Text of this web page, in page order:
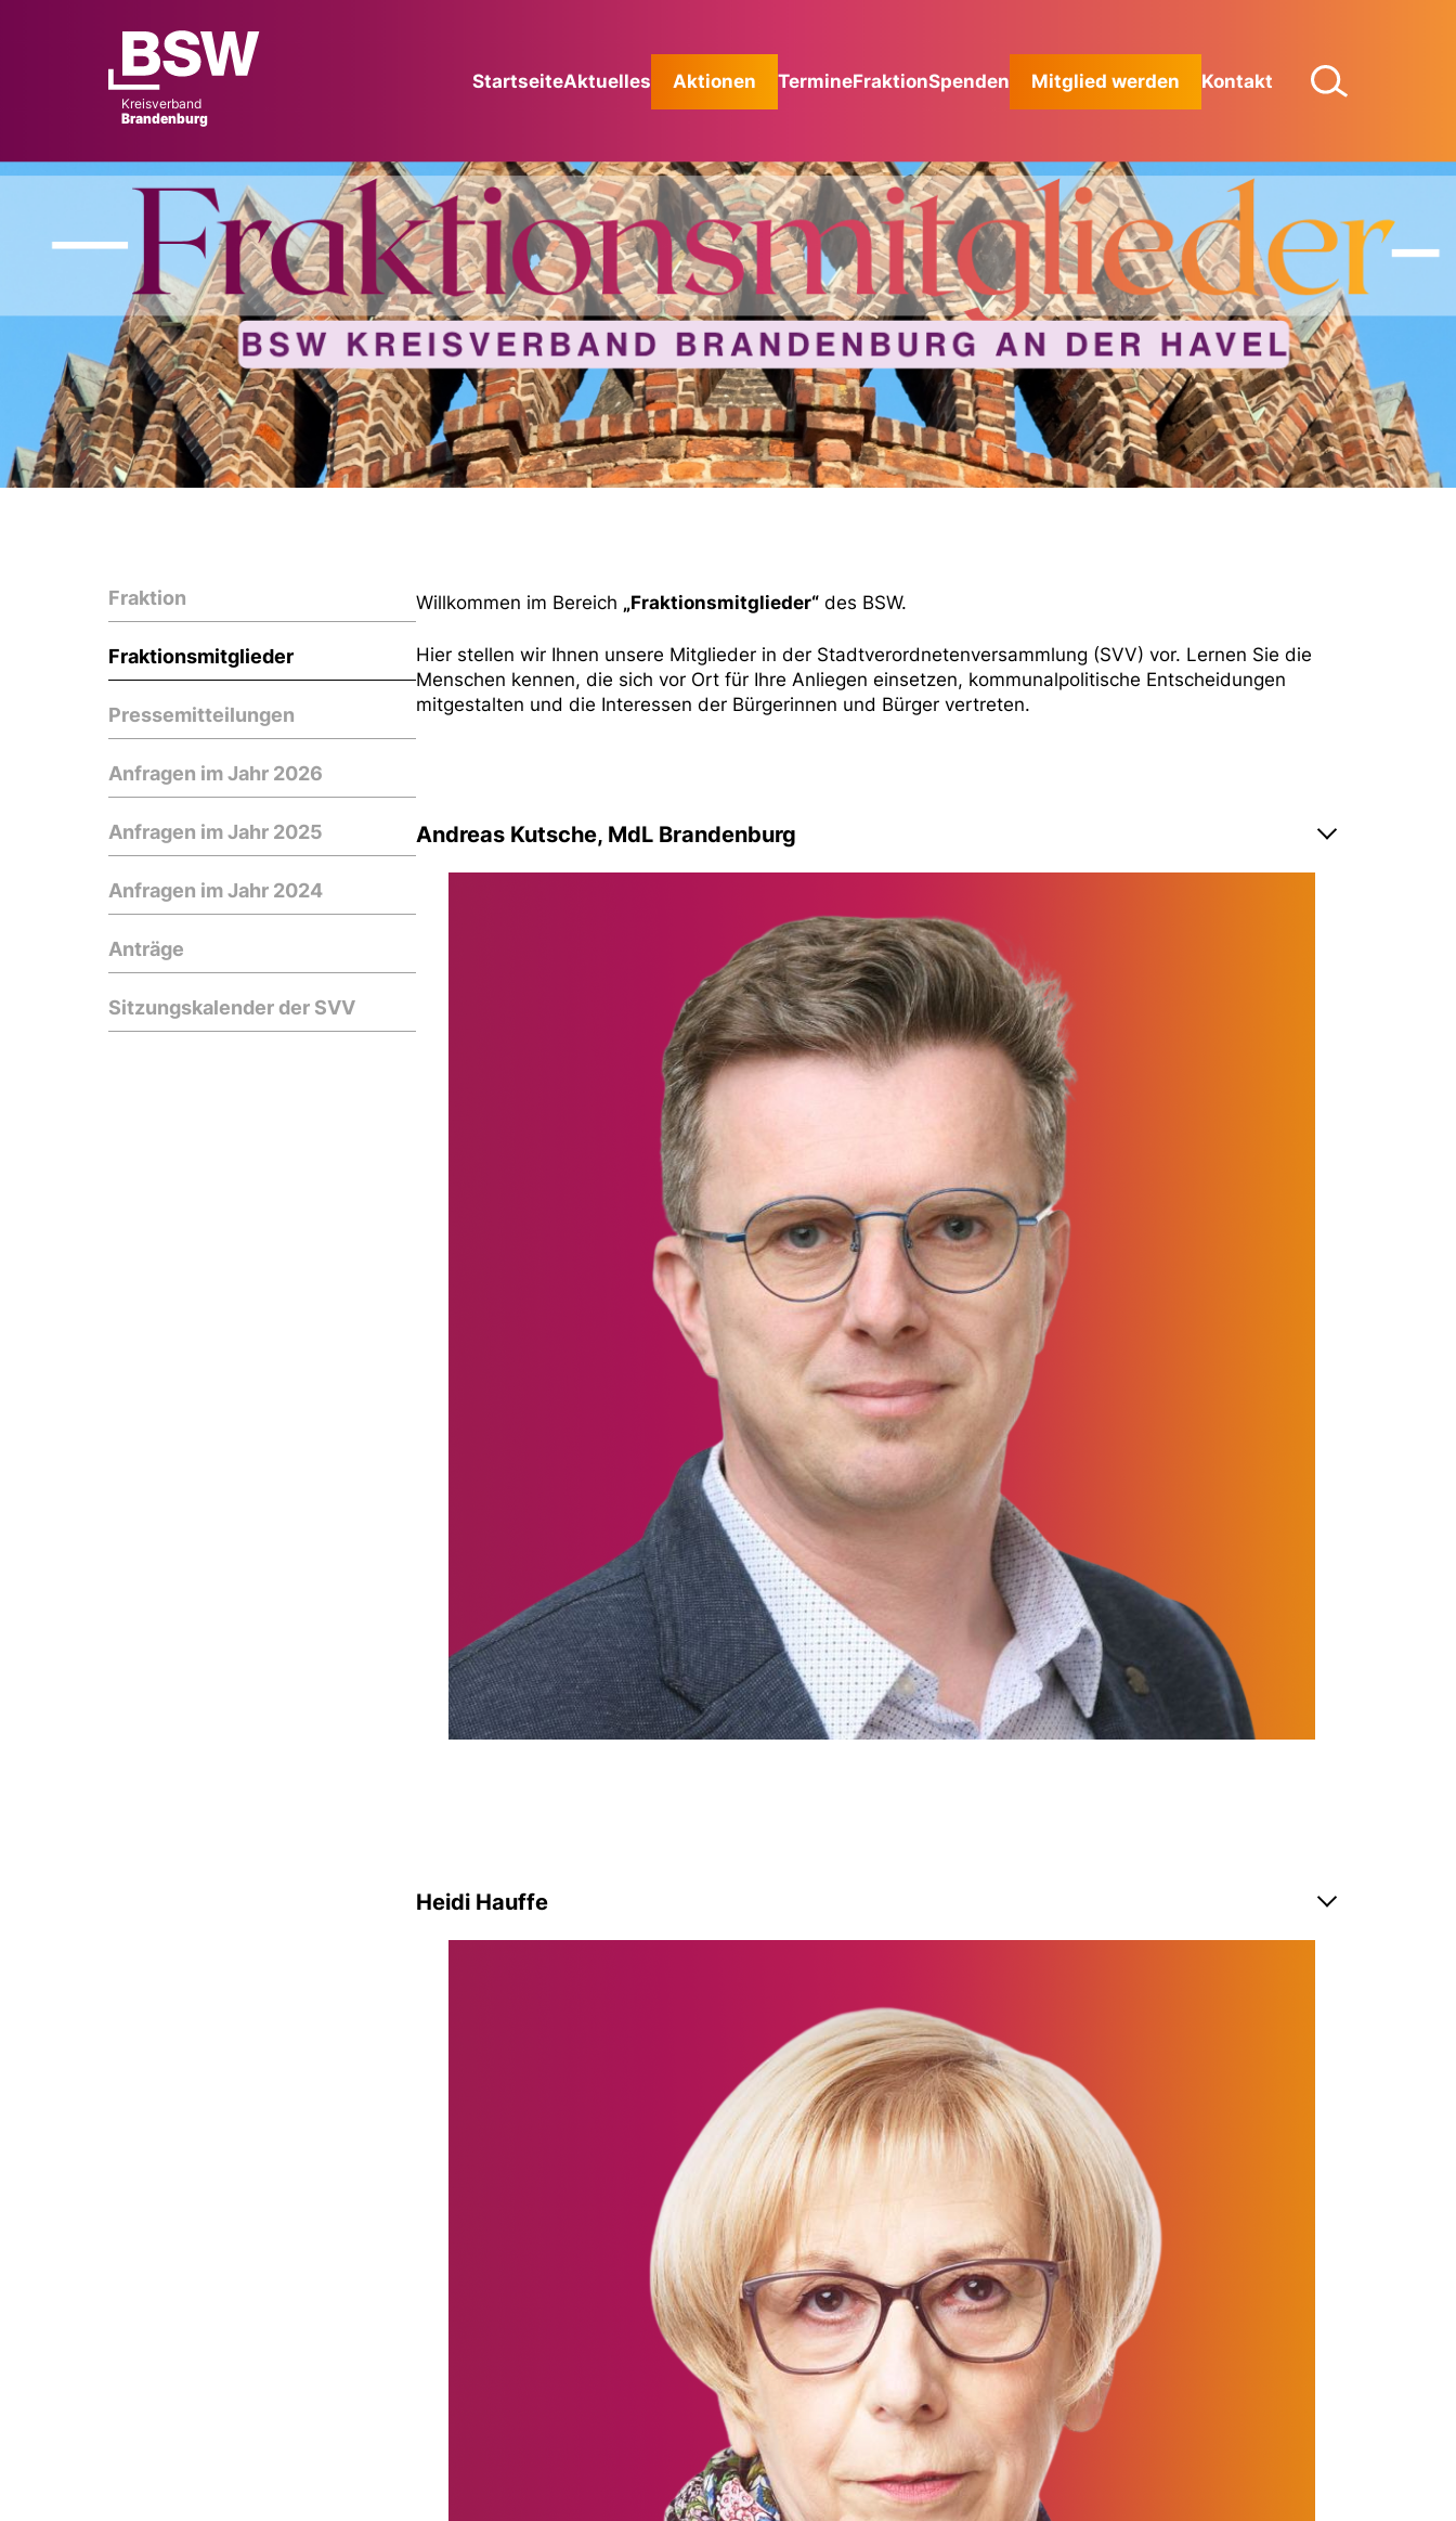
Kreisverband
Brandenburg
StartseiteAktuelles Aktionen TermineFraktionSpenden Mitglied werden Kontakt
Fraktion
Fraktionsmitglieder
Pressemitteilungen
Anfragen im Jahr 2026
Anfragen im Jahr 2025
Anfragen im Jahr 2024
Anträge
Sitzungskalender der SVV
Willkommen im Bereich „Fraktionsmitglieder“des BSW.
Hier stellen wir Ihnen unsere Mitglieder in der Stadtverordnetenversammlung (SVV) vor. Lernen Sie die
Menschen kennen, die sich vor Ort für Ihre Anliegen einsetzen, kommunalpolitische Entscheidungen
mitgestalten und die Interessen der Bürgerinnen und Bürger vertreten.
Andreas Kutsche, MdL Brandenburg
Heidi Hauffe